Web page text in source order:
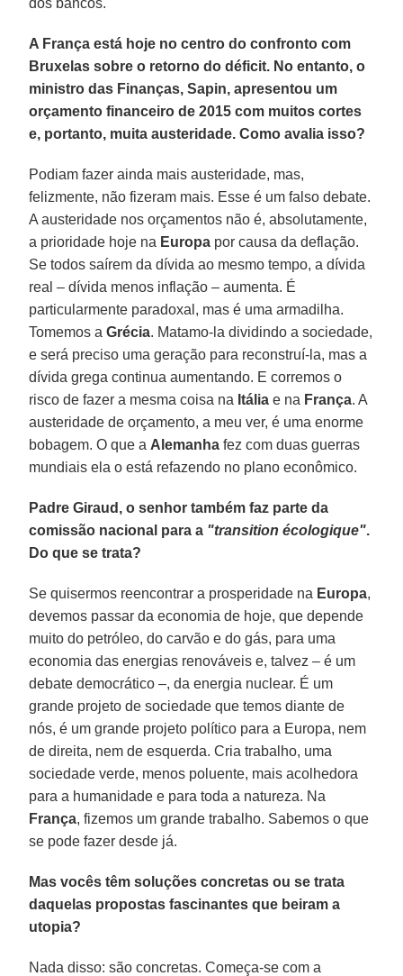
A França está hoje no centro do confronto com
Bruxelas sobre o retorno do déficit. No entanto, o
ministro das Finanças, Sapin, apresentou um
orçamento financeiro de 2015 com muitos cortes
e, portanto, muita austeridade. Como avalia isso?
Podiam fazer ainda mais austeridade, mas,
felizmente, não fizeram mais. Esse é um falso debate.
A austeridade nos orçamentos não é, absolutamente,
a prioridade hoje na Europa por causa da deflação.
Se todos saírem da dívida ao mesmo tempo, a dívida
real – dívida menos inflação – aumenta. É
particularmente paradoxal, mas é uma armadilha.
Tomemos aGrécia. Matamo-la dividindo a sociedade,
e será preciso uma geração para reconstruí-la, mas a
dívida grega continua aumentando. E corremos o
risco de fazer a mesma coisa na Itália e na França. A
austeridade de orçamento, a meu ver, é uma enorme
bobagem. O que a Alemanha fez com duas guerras
mundiais ela o está refazendo no plano econômico.
Padre Giraud, o senhor também faz parte da
comissão nacional para a "transition écologique".
Do que se trata?
Se quisermos reencontrar a prosperidade na Europa,
devemos passar da economia de hoje, que depende
muito do petróleo, do carvão e do gás, para uma
economia das energias renováveis e, talvez – é um
debate democrático –, da energia nuclear. É um
grande projeto de sociedade que temos diante de
nós, é um grande projeto político para a Europa, nem
de direita, nem de esquerda. Cria trabalho, uma
sociedade verde, menos poluente, mais acolhedora
para a humanidade e para toda a natureza. Na
França, fizemos um grande trabalho. Sabemos o que
se pode fazer desde já.
Mas vocês têm soluções concretas ou se trata
daquelas propostas fascinantes que beiram a
utopia?
Nada disso: são concretas. Começa-se com a